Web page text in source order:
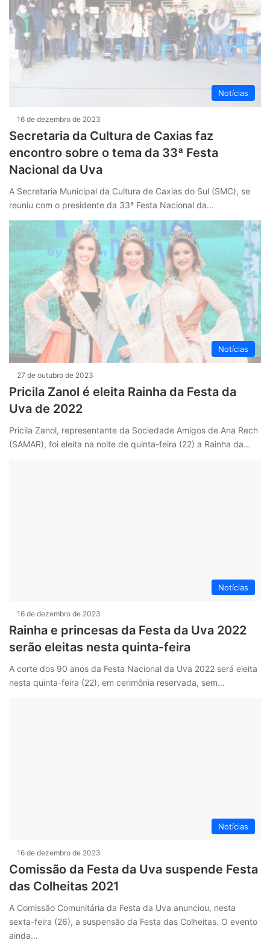
Notícias
16 de dezembro de 2023
Secretaria da Cultura de Caxias faz
encontro sobre o tema da 33ª Festa
Nacional da Uva
A Secretaria Municipal da Cultura de Caxias do Sul (SMC), se
reuniu com o presidente da 33ª Festa Nacional da…
Notícias
27 de outubro de 2023
Pricila Zanol é eleita Rainha da Festa da
Uva de 2022
Pricila Zanol, representante da Sociedade Amigos de Ana Rech
(SAMAR), foi eleita na noite de quinta-feira (22) a Rainha da…
Notícias
16 de dezembro de 2023
Rainha e princesas da Festa da Uva 2022
serão eleitas nesta quinta-feira
A corte dos 90 anos da Festa Nacional da Uva 2022 será eleita
nesta quinta-feira (22), em cerimônia reservada, sem…
Notícias
16 de dezembro de 2023
Comissão da Festa da Uva suspende Festa
das Colheitas 2021
A Comissão Comunitária da Festa da Uva anunciou, nesta
sexta-feira (26), a suspensão da Festa das Colheitas. O evento
ainda…